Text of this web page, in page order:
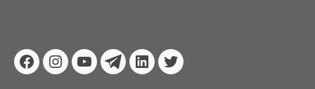
Facebook
Instagram
YoutubeTelegram
Linkedin
Twitter